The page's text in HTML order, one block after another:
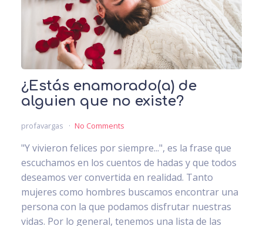
¿Estás enamorado(a) de
alguien que no existe?
profavargas No Comments
"Y vivieron felices por siempre...", es la frase que
escuchamos en los cuentos de hadas y que todos
deseamos ver convertida en realidad. Tanto
mujeres como hombres buscamos encontrar una
persona con la que podamos disfrutar nuestras
vidas. Por lo general, tenemos una lista de las